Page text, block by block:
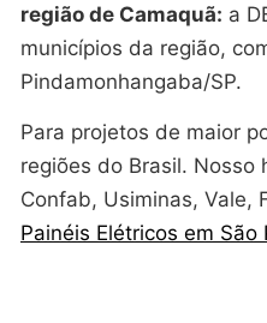
região de Camaquã: a
municípios da região,
Pindamonhangaba/SP.
Para projetos de maior
regiões do Brasil. Nosso
Confab, Usiminas, Vale,
Painéis Elétricos em São